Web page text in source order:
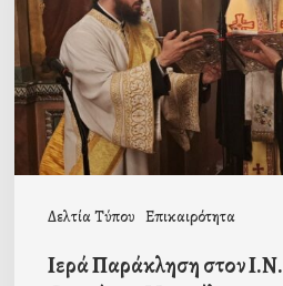
Δελτία Τύπου Επικαιρότητα
Κοιμήσεως
της
Θεοτόκου
Μαγούλας
Ιερά Παράκληση στον